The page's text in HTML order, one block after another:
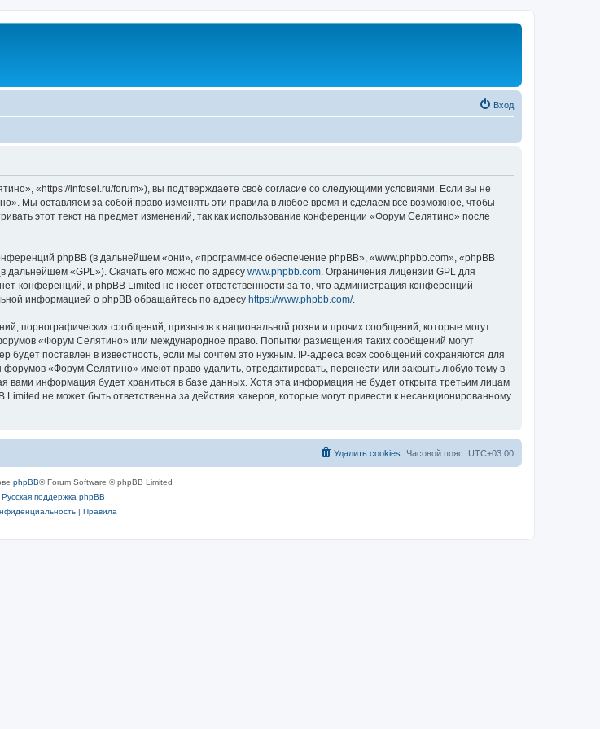
Вход
«https://infosel.ru/forum»), вы подтверждаете своё согласие со следующими условиями. Если вы не
Мы оставляем за собой право изменять эти правила в любое время и сделаем всё возможное, чтобы
этот текст на предмет изменений, так как использование конференции «Форум Селятино» после
phpBB (в дальнейшем «они», «программное обеспечение phpBB», «www.phpbb.com», «phpBB
дальнейшем «GPL»). Скачать его можно по адресу www.phpbb.com . Ограничения лицензии GPL для
конференций, и phpBB Limited не несёт ответственности за то, что администрация конференций
информацией о phpBB обращайтесь по адресу https://www.phpbb.com/.
порнографических сообщений, призывов к национальной розни и прочих сообщений, которые могут
«Форум Селятино» или международное право. Попытки размещения таких сообщений могут
поставлен в известность, если мы сочтём это нужным. IP-адреса всех сообщений сохраняются для
«Форум Селятино» имеют право удалить, отредактировать, перенести или закрыть любую тему в
вами информация будет храниться в базе данных. Хотя эта информация не будет открыта третьим лицам
не может быть ответственна за действия хакеров, которые могут привести к несанкционированному
Часовой пояс: UTC+03:00
Удалить cookies
phpBB® Forum Software © phpBB Limited
Русская поддержка phpBB
| Правила